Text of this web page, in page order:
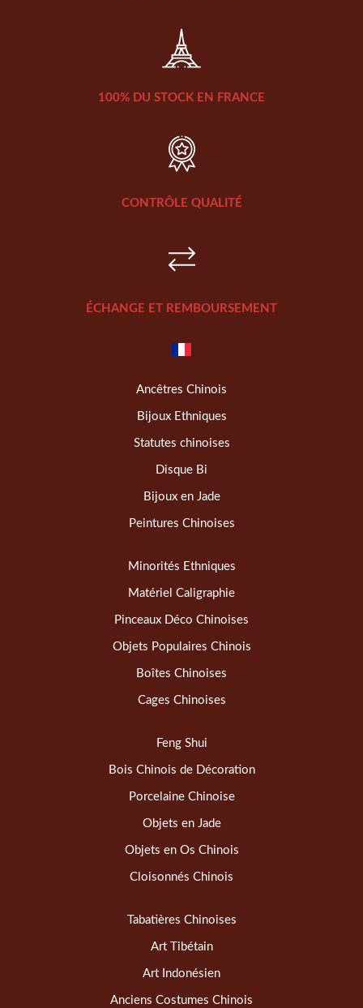
100% DU STOCK EN FRANCE
CONTRÔLE QUALITÉ
ÉCHANGE ET REMBOURSEMENT
Ancêtres Chinois
Bijoux Ethniques
Statutes chinoises
Disque Bi
Bijoux en Jade
Peintures Chinoises
Minorités Ethniques
Matériel Caligraphie
Pinceaux Déco Chinoises
Objets Populaires Chinois
Boîtes Chinoises
Cages Chinoises
Feng Shui
Bois Chinois de Décoration
Porcelaine Chinoise
Objets en Jade
Objets en Os Chinois
Cloisonnés Chinois
Tabatières Chinoises
Art Tibétain
Art Indonésien
Anciens Costumes Chinois